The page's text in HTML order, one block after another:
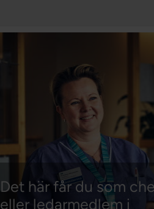
Det här får du som
eller ledarmedlem i